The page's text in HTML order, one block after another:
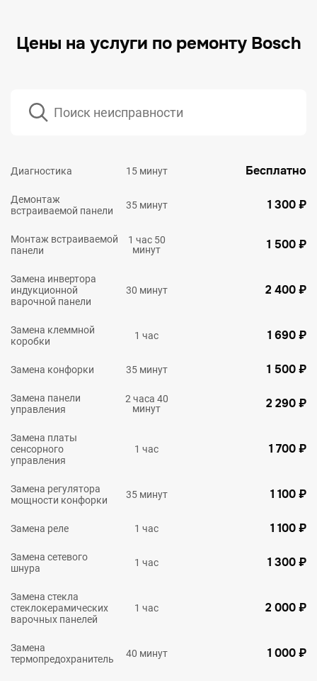
Цены на услуги по ремонту Bosch
Диагностика 15 минут Бесплатно
Демонтаж
встраиваемой панели
35 минут 1 300 ₽
Монтаж встраиваемой
панели
1 час 50
минут
1 500 ₽
Замена инвертора
индукционной
варочной панели
30 минут 2 400 ₽
Замена клеммной
коробки
1 час 1 690 ₽
Замена конфорки 35 минут 1 500 ₽
Замена панели
управления
2 часа 40
минут
2 290 ₽
Замена платы
сенсорного
управления
1 час 1 700 ₽
Замена регулятора
мощности конфорки
35 минут 1 100 ₽
Замена реле 1 час 1 100 ₽
Замена сетевого
шнура
1 час 1 300 ₽
Замена стекла
стеклокерамических
варочных панелей
1 час 2 000 ₽
Замена
термопредохранитель
40 минут 1 000 ₽